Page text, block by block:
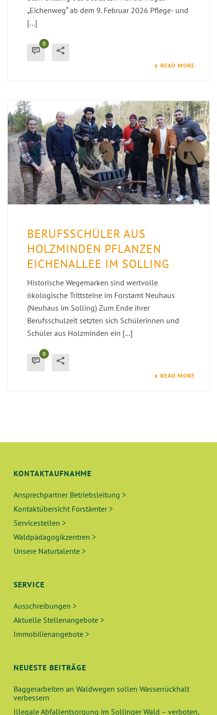
„Eichenweg“ ab dem 9. Februar 2026 Pflege- und
[...]
0
READ MORE
BERUFSSCHÜLER AUS
HOLZMINDEN PFLANZEN
EICHENALLEE IM SOLLING
Historische Wegemarken sind wertvolle
ökologische Trittsteine im Forstamt Neuhaus
(Neuhaus im Solling) Zum Ende ihrer
Berufsschulzeit setzten sich Schülerinnen und
Schüler aus Holzminden ein [...]
0
READ MORE
KONTAKTAUFNAHME
Ansprechpartner Betriebsleitung >
Kontaktübersicht Forstämter >
Servicestellen >
Waldpädagogikzentren >
Unsere Naturtalente >
SERVICE
Ausschreibungen >
Aktuelle Stellenangebote >
Immobilienangebote >
NEUESTE BEITRÄGE
Baggerarbeiten an Waldwegen sollen Wasserrückhalt
verbessern
Illegale Abfallentsorgung im Sollinger Wald – verboten,